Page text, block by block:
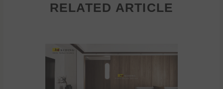
RELATED ARTICLE